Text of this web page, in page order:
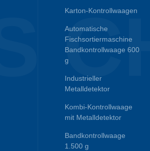
Karton-Kontrollwaagen
Automatische
Fischsortiermaschine
Bandkontrollwaage 600
g
Industrieller
Metalldetektor
Kombi-Kontrollwaage
mit Metalldetektor
Bandkontrollwaage
1.500 g